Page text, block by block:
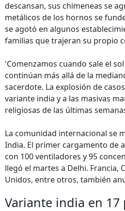
descansan, sus chimeneas se
metálicos de los hornos se
se agotó en algunos
familias que trajeran su propio
'Comenzamos cuando sale el
continúan más allá de la
sacerdote. La explosión de
variante india y a las masivas
religiosas de las últimas
La comunidad internacional se
India. El primer cargamento de
con 100 ventiladores y 95
llegó el martes a Delhi. Francia,
Unidos, entre otros, también
Variante india en 17